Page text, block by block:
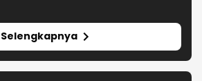
Selengkapnya